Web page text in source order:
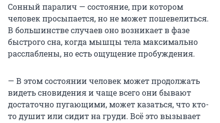
Сонный паралич — состояние, при котором
человек просыпается, но не может пошевелиться.
В большинстве случаев оно возникает в фазе
быстрого сна, когда мышцы тела максимально
расслаблены, но есть ощущение пробуждения.
— В этом состоянии человек может продолжать
видеть сновидения и чаще всего они бывают
достаточно пугающими, может казаться, что кто-
то душит или сидит на груди. Всё это вызывает